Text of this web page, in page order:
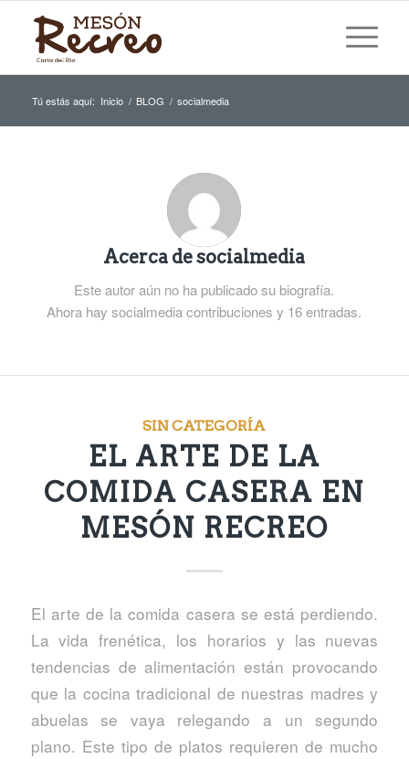
Tú estás aquí: Inicio / BLOG / socialmedia
Acerca desocialmedia
Este autor aún no ha publicado su biografía.
Ahora haysocialmediacontribuciones y 16 entradas.
SIN CATEGORÍA
EL ARTE DE LA
COMIDA CASERA EN
MESÓN RECREO
El arte de la comida casera se está perdiendo.
La vida frenética, los horarios y las nuevas
tendencias de alimentación están provocando
que la cocina tradicional de nuestras madres y
abuelas se vaya relegando a un segundo
plano. Este tipo de platos requieren de mucho